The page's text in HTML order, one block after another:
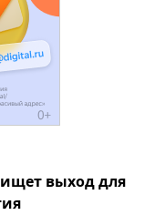
выход для